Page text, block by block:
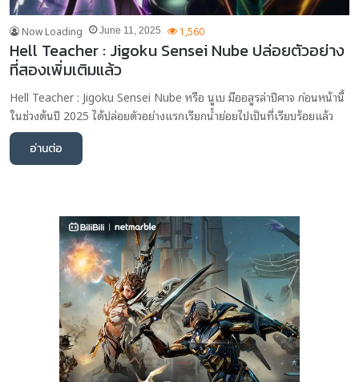
Now Loading June 11, 2025 1,560
Hell Teacher : Jigoku Sensei Nube ปล่อยตัวอย่าง
ที่สองเพิ่มเติมแล้ว
Hell Teacher : Jigoku Sensei Nube หรือ นูเบ มืออสูรล่าปีศาจ ก่อนหน้านี้
ในช่วงต้นปี 2025 ได้ปล่อยตัวอย่างแรกเรียกน้ำย่อยไปเป็นที่เรียบร้อยแล้ว
อ่านต่อ